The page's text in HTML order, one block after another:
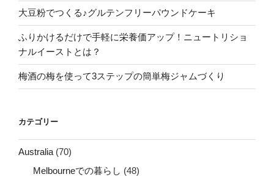
大豆粉でつくる♪グルテンフリーパウンドケーキ
ふりかけるだけで手軽に栄養価アップ！ニュートリショ
ナルイーストとは？
梅酒の梅を使って3ステップの簡単梅ジャムづくり
カテゴリー
Australia (70)
Melbourneでの暮らし (48)